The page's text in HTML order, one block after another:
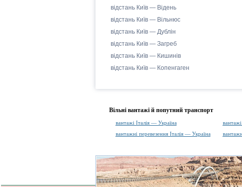
відстань Київ — Відень
відстань Київ — Вільнюс
відстань Київ — Дублін
відстань Київ — Загреб
відстань Київ — Кишинів
відстань Київ — Копенгаген
Вільні вантажі й попутний транспорт
вантажі Італія — Україна
вантажні перевезення Італія — Україна